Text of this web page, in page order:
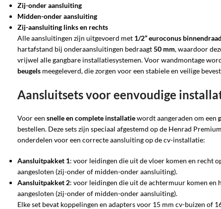
Zij-onder aansluiting
Midden-onder aansluiting
Zij-aansluiting links en rechts
Alle aansluitingen zijn uitgevoerd met 1/2” euroconus binnendraad
hartafstand bij onderaansluitingen bedraagt50 mm, waardoor
vrijwel alle gangbare installatiesystemen. Voor wandmontage
beugels meegeleverd, die zorgen voor een stabiele en veilige
Aansluitsets voor eenvoudige
Voor een snelle en complete installatiewordt aangeraden om een
bestellen. Deze sets zijn speciaal afgestemd op de Henrad
onderdelen voor een correcte aansluiting op de cv-installatie:
Aansluitpakket 1: voor leidingen die uit de vloer komen en recht
aangesloten (zij-onder of midden-onder aansluiting).
Aansluitpakket 2: voor leidingen die uit de achtermuur komen en
aangesloten (zij-onder of midden-onder aansluiting).
Elke set bevat koppelingen en adapters voor 15 mm cv-buizen of